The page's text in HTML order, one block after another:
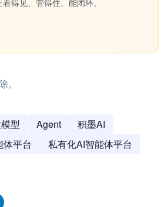
得见、管得住、能闭环。
。
型 Agent
积墨AI
体平台
私有化AI智能体平台